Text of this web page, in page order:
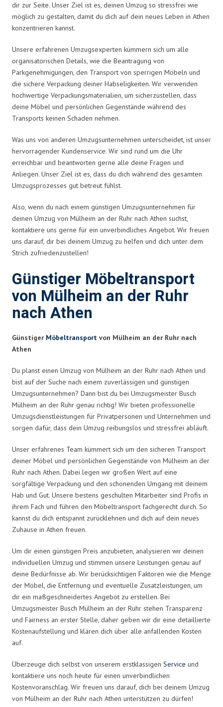
dir zur Seite. Unser Ziel ist es, deinen Umzug so stressfrei wie
möglich zu gestalten, damit du dich auf dein neues Leben in Athen
konzentrieren kannst.
Unsere erfahrenen Umzugsexperten kümmern sich um alle
organisatorischen Details, wie die Beantragung von
Parkgenehmigungen, den Transport von sperrigen Möbeln und
die sichere Verpackung deiner Habseligkeiten. Wir verwenden
hochwertige Verpackungsmaterialien, um sicherzustellen, dass
deine Möbel und persönlichen Gegenstände während des
Transports keinen Schaden nehmen.
Was uns von anderen Umzugsunternehmen unterscheidet, ist unser
hervorragender Kundenservice. Wir sind rund um die Uhr
erreichbar und beantworten gerne alle deine Fragen und
Anliegen. Unser Ziel ist es, dass du dich während des gesamten
Umzugsprozesses gut betreut fühlst.
Also, wenn du nach einem günstigen Umzugsunternehmen für
deinen Umzug von Mülheim an der Ruhr nach Athen suchst,
kontaktiere uns gerne für ein unverbindliches Angebot. Wir freuen
uns darauf, dir bei deinem Umzug zu helfen und dich unter dem
Strich zufriedenzustellen!
Günstiger Möbeltransport
von Mülheim an der Ruhr
nach Athen
Günstiger Möbeltransport von Mülheim an der Ruhr nach
Athen
Du planst einen Umzug von Mülheim an der Ruhr nach Athen und
bist auf der Suche nach einem zuverlässigen und günstigen
Umzugsunternehmen? Dann bist du bei Umzugsmeister Busch
Mülheim an der Ruhr genau richtig! Wir bieten professionelle
Umzugsdienstleistungen für Privatpersonen und Unternehmen und
sorgen dafür, dass dein Umzug reibungslos und stressfrei abläuft.
Unser erfahrenes Team kümmert sich um den sicheren Transport
deiner Möbel und persönlichen Gegenstände von Mülheim an der
Ruhr nach Athen. Dabei legen wir großen Wert auf eine
sorgfältige Verpackung und den schonenden Umgang mit deinem
Hab und Gut. Unsere bestens geschulten Mitarbeiter sind Profis in
ihrem Fach und führen den Möbeltransport fachgerecht durch. So
kannst du dich entspannt zurücklehnen und dich auf dein neues
Zuhause in Athen freuen.
Um dir einen günstigen Preis anzubieten, analysieren wir deinen
individuellen Umzug und stimmen unsere Leistungen genau auf
deine Bedürfnisse ab. Wir berücksichtigen Faktoren wie die Menge
der Möbel, die Entfernung und eventuelle Zusatzleistungen, um
dir ein maßgeschneidertes Angebot zu erstellen. Bei
Umzugsmeister Busch Mülheim an der Ruhr stehen Transparenz
und Fairness an erster Stelle, daher geben wir dir eine detaillierte
Kostenaufstellung und klären dich über alle anfallenden Kosten
auf.
Überzeuge dich selbst von unserem erstklassigen Service und
kontaktiere uns noch heute für einen unverbindlichen
Kostenvoranschlag. Wir freuen uns darauf, dich bei deinem Umzug
von Mülheim an der Ruhr nach Athen unterstützen zu dürfen!